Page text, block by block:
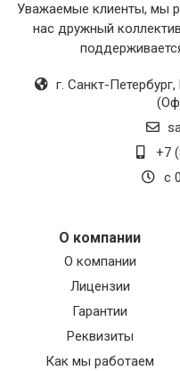
Уважаемые клиенты, мы
нас дружный
г. Санкт-Петербург,
+7
с
О компании
О компании
Лицензии
Гарантии
Реквизиты
Как мы работаем